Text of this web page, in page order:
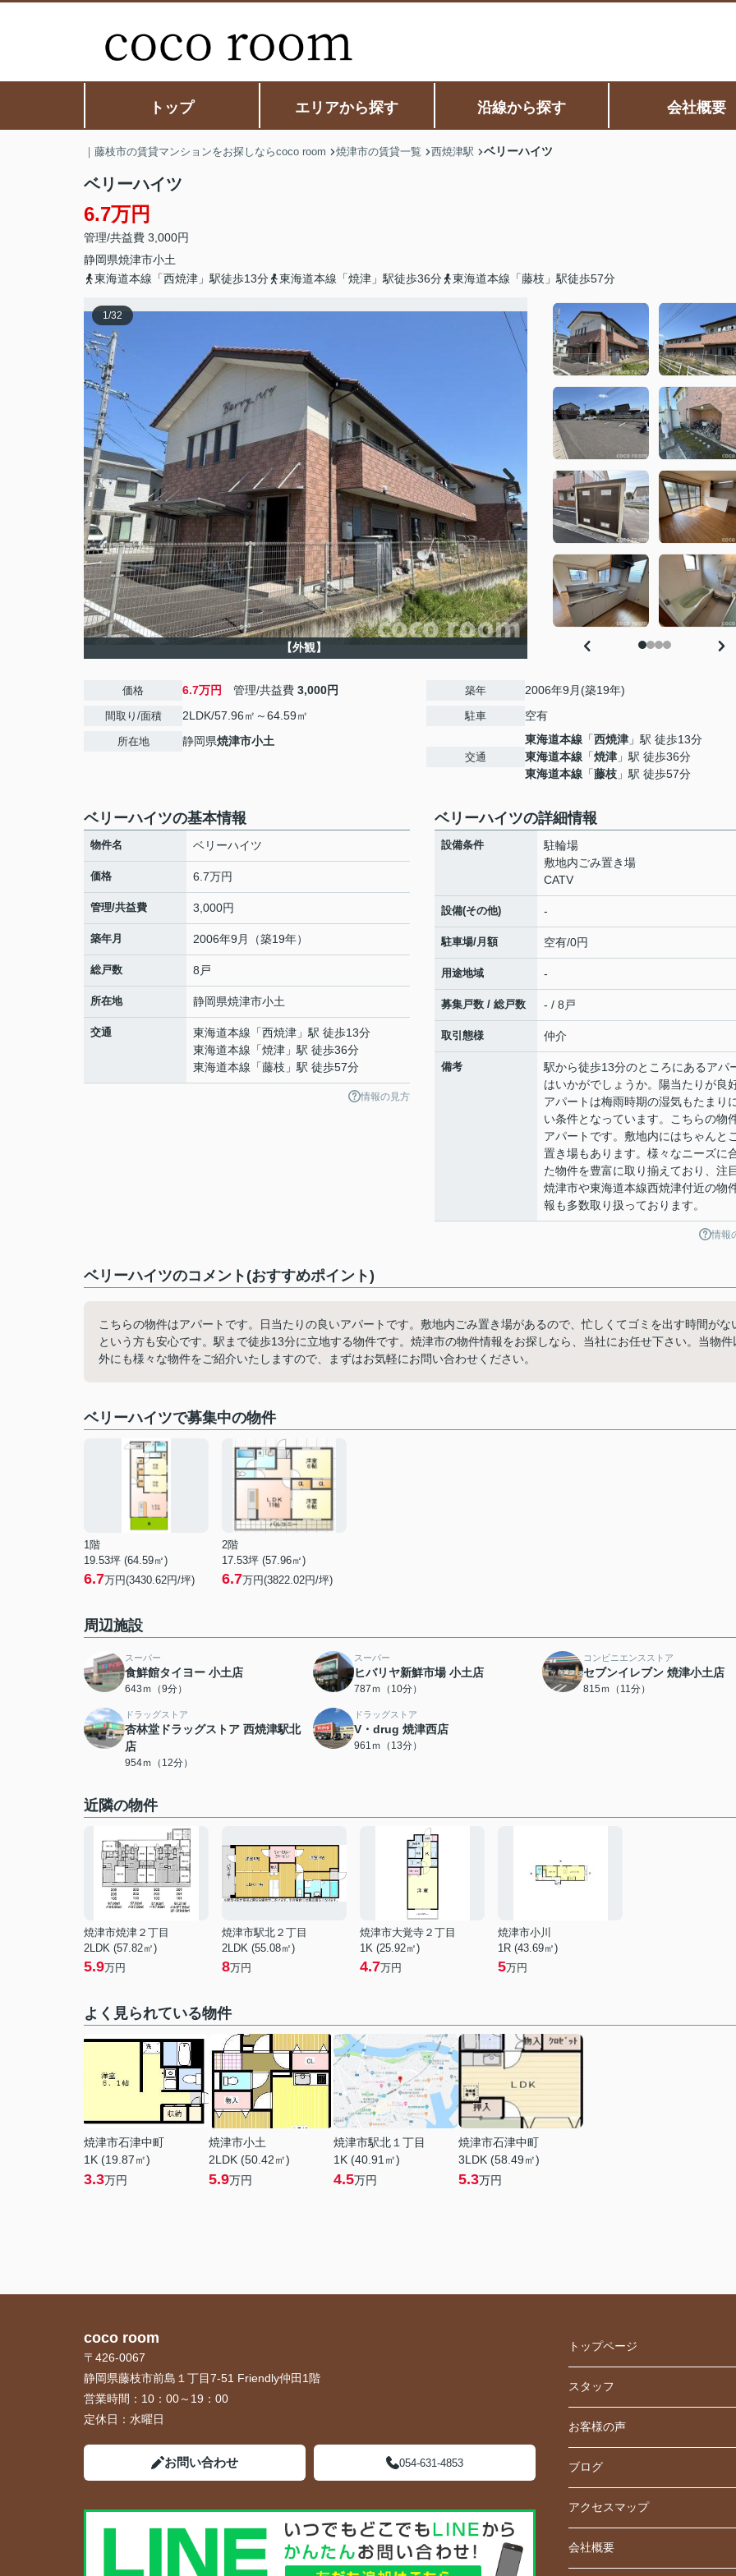
トップ エリアから探す 沿線から探す 会社概要
｜藤枝市の賃貸マンションをお探しならcoco room 焼津市の賃貸一覧 西焼津駅 ベリーハイツ
ベリーハイツ
6.7万円
管理/共益費 3,000円
静岡県焼津市小土
東海道本線「西焼津」駅徒歩13分
東海道本線「焼津」駅徒歩36分 東海道本線「藤枝」駅徒歩57分
1/32
【外観】
価格 6.7万円 管理/共益費 3,000円
間取り/面積 2LDK/57.96㎡～64.59㎡
所在地 静岡県焼津市小土
築年 2006年9月(築19年)
駐車 空有
交通
東海道本線 「西焼津 」駅 徒歩13分
東海道本線 「焼津 」駅 徒歩36分
東海道本線 「藤枝 」駅 徒歩57分
ベリーハイツの基本情報
物件名 ベリーハイツ
価格 6.7万円
管理/共益費 3,000円
築年月 2006年9月（築19年）
総戸数 8戸
所在地 静岡県焼津市小土
交通 東海道本線 「西焼津 」駅 徒歩13分
東海道本線 「焼津 」駅 徒歩36分
東海道本線 「藤枝 」駅 徒歩57分
情報の見方
ベリーハイツの詳細情報
設備条件
駐輪場
敷地内ごみ置き場
CATV
設備(その他) -
駐車場/月額 空有/0円
用途地域 -
募集戸数 / 総戸数 - / 8戸
取引態様 仲介
備考
駅から徒歩13分のところにあるアパ
はいかがでしょうか。陽当たりが良
アパートは梅雨時期の湿気もたまり
い条件となっています。こちらの物
アパートです。敷地内にはちゃんと
置き場もあります。様々なニーズに
た物件を豊富に取り揃えており、注
焼津市や東海道本線西焼津付近の物
報も多数取り扱っております。
情報
ベリーハイツのコメント(おすすめポイント)
こちらの物件はアパートです。日当たりの良いアパートです。敷地内ごみ置き場があるので、忙しくてゴミを出す時間がな
という方も安心です。駅まで徒歩13分に立地する物件です。焼津市の物件情報をお探しなら、当社にお任せ下さい。当物件
外にも様々な物件をご紹介いたしますので、まずはお気軽にお問い合わせください。
ベリーハイツで募集中の物件
1階
19.53坪 (64.59㎡)
6.7万円(3430.62円/坪)
2階
17.53坪 (57.96㎡)
6.7万円(3822.02円/坪)
周辺施設
スーパー
食鮮館タイヨー 小土店
643ｍ（9分）
スーパー
ヒバリヤ新鮮市場 小土店
787ｍ（10分）
コンビニエンスストア
セブンイレブン 焼津小土店
815ｍ（11分）
ドラッグストア
杏林堂ドラッグストア 西焼津駅北
店
954ｍ（12分）
ドラッグストア
V・drug 焼津西店
961ｍ（13分）
近隣の物件
焼津市焼津２丁目
2LDK (57.82㎡)
5.9万円
焼津市駅北２丁目
2LDK (55.08㎡)
8万円
焼津市大覚寺２丁目
1K (25.92㎡)
4.7万円
焼津市小川
1R (43.69㎡)
5万円
よく見られている物件
焼津市石津中町
1K (19.87㎡)
3.3万円
焼津市小土
2LDK (50.42㎡)
5.9万円
焼津市駅北１丁目
1K (40.91㎡)
4.5万円
焼津市石津中町
3LDK (58.49㎡)
5.3万円
coco room
〒426-0067
静岡県藤枝市前島１丁目7-51 Friendly仲田1階
営業時間： 10：00～19：00
定休日： 水曜日
お問い合わせ 054-631-4853
トップページ
スタッフ
お客様の声
ブログ
アクセスマップ
会社概要